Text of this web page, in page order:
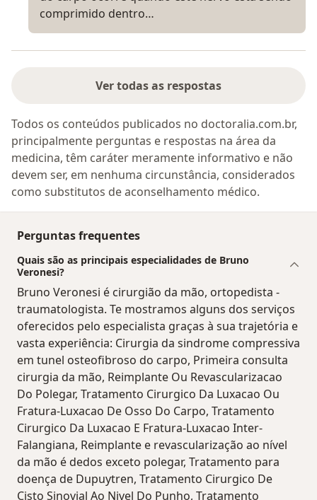
comprimido dentro…
Ver todas as respostas
Todos os conteúdos publicados no doctoralia.com.br,
principalmente perguntas e respostas na área da
medicina, têm caráter meramente informativo e não
devem ser, em nenhuma circunstância, considerados
como substitutos de aconselhamento médico.
Perguntas frequentes
Quais são as principais especialidades de Bruno
Veronesi?
Bruno Veronesi é cirurgião da mão, ortopedista -
traumatologista. Te mostramos alguns dos serviços
oferecidos pelo especialista graças à sua trajetória e
vasta experiência: Cirurgia da sindrome compressiva
em tunel osteofibroso do carpo, Primeira consulta
cirurgia da mão, Reimplante Ou Revascularizacao
Do Polegar, Tratamento Cirurgico Da Luxacao Ou
Fratura-Luxacao De Osso Do Carpo, Tratamento
Cirurgico Da Luxacao E Fratura-Luxacao Inter-
Falangiana, Reimplante e revascularização ao nível
da mão é dedos exceto polegar, Tratamento para
doença de Dupuytren, Tratamento Cirurgico De
Cisto Sinovial Ao Nivel Do Punho, Tratamento